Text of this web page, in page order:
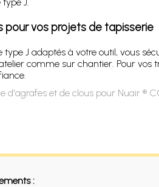
pour vos projets de tapisserie
J adaptés à votre outil, vous
comme sur chantier. Pour
d'agrafes et de clous pour Nuair ®
: